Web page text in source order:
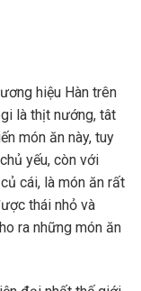
hiệu Hàn trên
là thịt nướng, tât
món ăn này, tuy
yếu, còn với
cái, là món ăn rất
thái nhỏ và
ra những món ăn